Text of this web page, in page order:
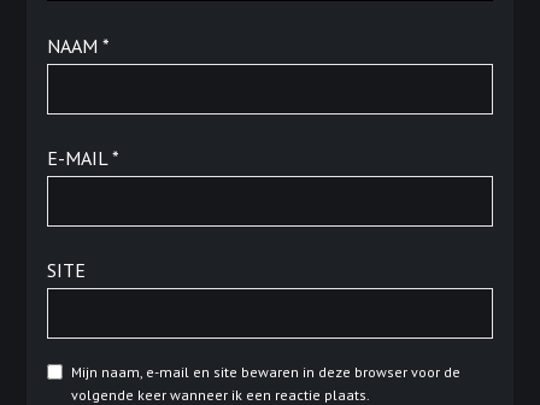
NAAM *
E-MAIL *
SITE
Mijn naam, e-mail en site bewaren in deze browser voor de
volgende keer wanneer ik een reactie plaats.